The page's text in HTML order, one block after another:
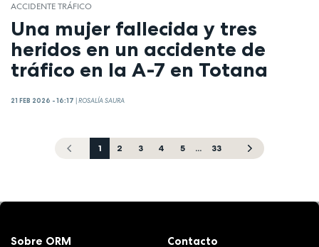
ACCIDENTE TRÁFICO
Una mujer fallecida y tres
heridos en un accidente de
tráfico en la A-7 en Totana
21 FEB 2026 - 16:17 ROSALÍA SAURA
1 2 3 4 5 ... 33
Sobre ORM Contacto